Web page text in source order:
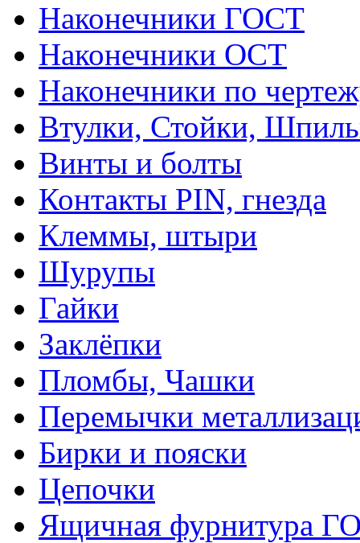
Наконечники ГОСТ
Наконечники ОСТ
Наконечники по
Втулки, Стойки,
Винты и болты
Контакты PIN, гнезда
Клеммы, штыри
Шурупы
Гайки
Заклёпки
Пломбы, Чашки
Перемычки
Бирки и пояски
Цепочки
Ящичная фурнитура